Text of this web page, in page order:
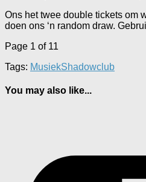
Ons het twee double tickets om
doen ons ‘n random draw.
Page 1 of 11
Tags: MusiekShadowclub
You may also like...